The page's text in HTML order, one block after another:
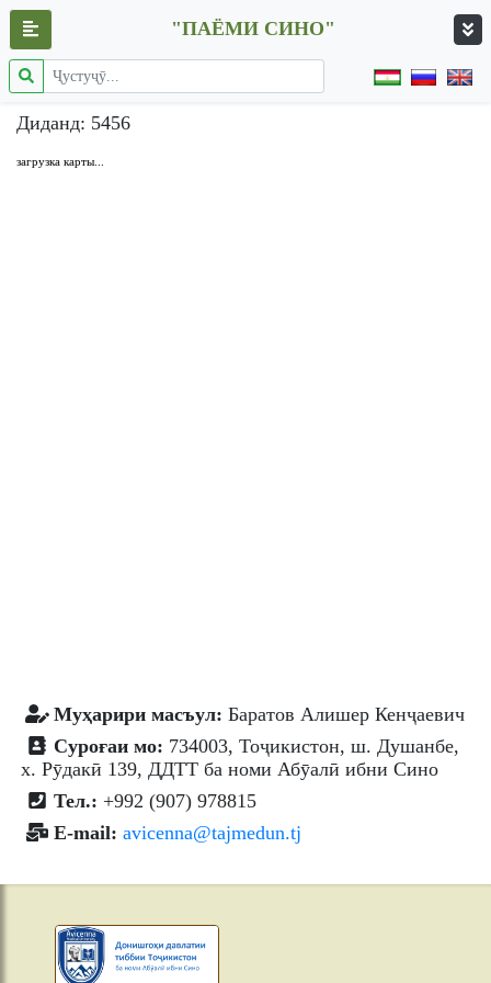
"ПАЁМИ СИНО"
Диданд: 5456
загрузка карты...
Муҳарири масъул: Баратов Алишер Кенҷаевич
Суроғаи мо: 734003, Тоҷикистон, ш. Душанбе,
х. Рӯдакӣ 139, ДДТТ ба номи Абӯалӣ ибни Сино
Тел.: +992 (907) 978815
E-mail: avicenna@tajmedun.tj